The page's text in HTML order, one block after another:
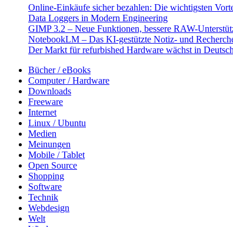
Online-Einkäufe sicher bezahlen: Die wichtigsten
Data Loggers in Modern Engineering
GIMP 3.2 – Neue Funktionen, bessere RAW-
NotebookLM – Das KI-gestützte Notiz- und
Der Markt für refurbished Hardware wächst in
Bücher / eBooks
Computer / Hardware
Downloads
Freeware
Internet
Linux / Ubuntu
Medien
Meinungen
Mobile / Tablet
Open Source
Shopping
Software
Technik
Webdesign
Welt